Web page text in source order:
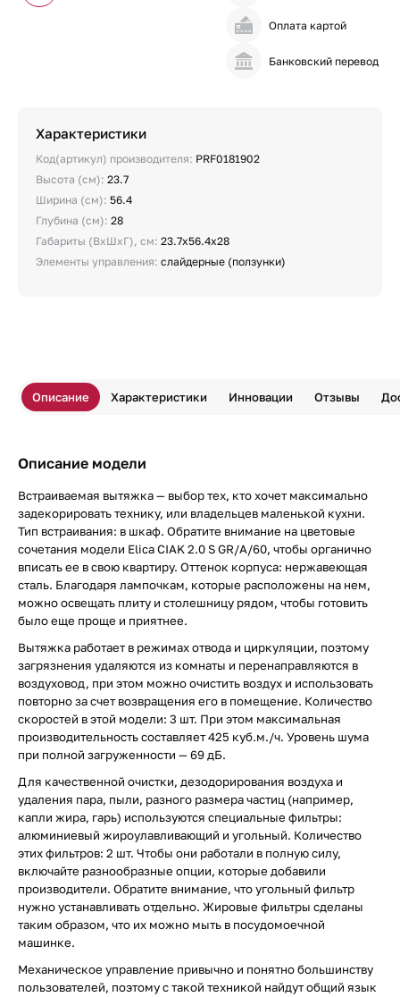
Оплата картой
Банковский перевод
Характеристики
Код(артикул) производителя: PRF0181902
Высота (см): 23.7
Ширина (см): 56.4
Глубина (см): 28
Габариты (ВхШхГ), см: 23.7х56.4х28
Элементы управления: слайдерные (ползунки)
Описание Характеристики Инновации Отзывы
Описание модели
Встраиваемая вытяжка — выбор тех, кто хочет максимально
задекорировать технику, или владельцев маленькой кухни.
Тип встраивания: в шкаф. Обратите внимание на цветовые
сочетания модели Elica CIAK 2.0 S GR/A/60, чтобы органично
вписать ее в свою квартиру. Оттенок корпуса: нержавеющая
сталь. Благодаря лампочкам, которые расположены на нем,
можно освещать плиту и столешницу рядом, чтобы готовить
было еще проще и приятнее.
Вытяжка работает в режимах отвода и циркуляции, поэтому
загрязнения удаляются из комнаты и перенаправляются в
воздуховод, при этом можно очистить воздух и использовать
повторно за счет возвращения его в помещение. Количество
скоростей в этой модели: 3 шт. При этом максимальная
производительность составляет 425 куб.м./ч. Уровень шума
при полной загруженности — 69 дБ.
Для качественной очистки, дезодорирования воздуха и
удаления пара, пыли, разного размера частиц (например,
капли жира, гарь) используются специальные фильтры:
алюминиевый жироулавливающий и угольный. Количество
этих фильтров: 2 шт. Чтобы они работали в полную силу,
включайте разнообразные опции, которые добавили
производители. Обратите внимание, что угольный фильтр
нужно устанавливать отдельно. Жировые фильтры сделаны
таким образом, что их можно мыть в посудомоечной
машинке.
Механическое управление привычно и понятно большинству
пользователей, поэтому с такой техникой найдут общий язык